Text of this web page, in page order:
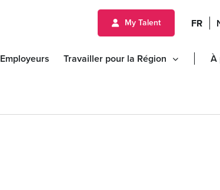
Employeurs Travailler pour la Région
À
My Talent FR